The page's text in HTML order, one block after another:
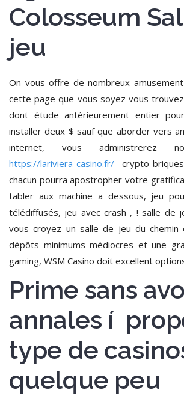
Colosseum
jeu
On vous offre de nombreux
cette page que vous soyez vous
dont étude antérieurement entier
installer deux $ sauf que aborder vers
internet, vous administrerez
https://lariviera-casino.fr/ crypto-
chacun pourra apostropher votre
tabler aux machine a dessous, jeu
télédiffusés, jeu avec crash , ! salle de
vous croyez un salle de jeu du chemin
dépôts minimums médiocres et une
gaming, WSM Casino doit excellent
Prime sans
annales í
type de
quelque peu